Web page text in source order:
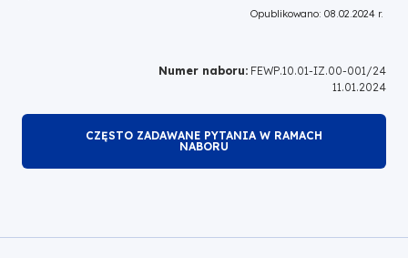
Opublikowano: 08.02.2024 r.
Numer naboru: FEWP.10.01-IZ.00-001/24
11.01.2024
CZĘSTO ZADAWANE PYTANIA W RAMACH
NABORU